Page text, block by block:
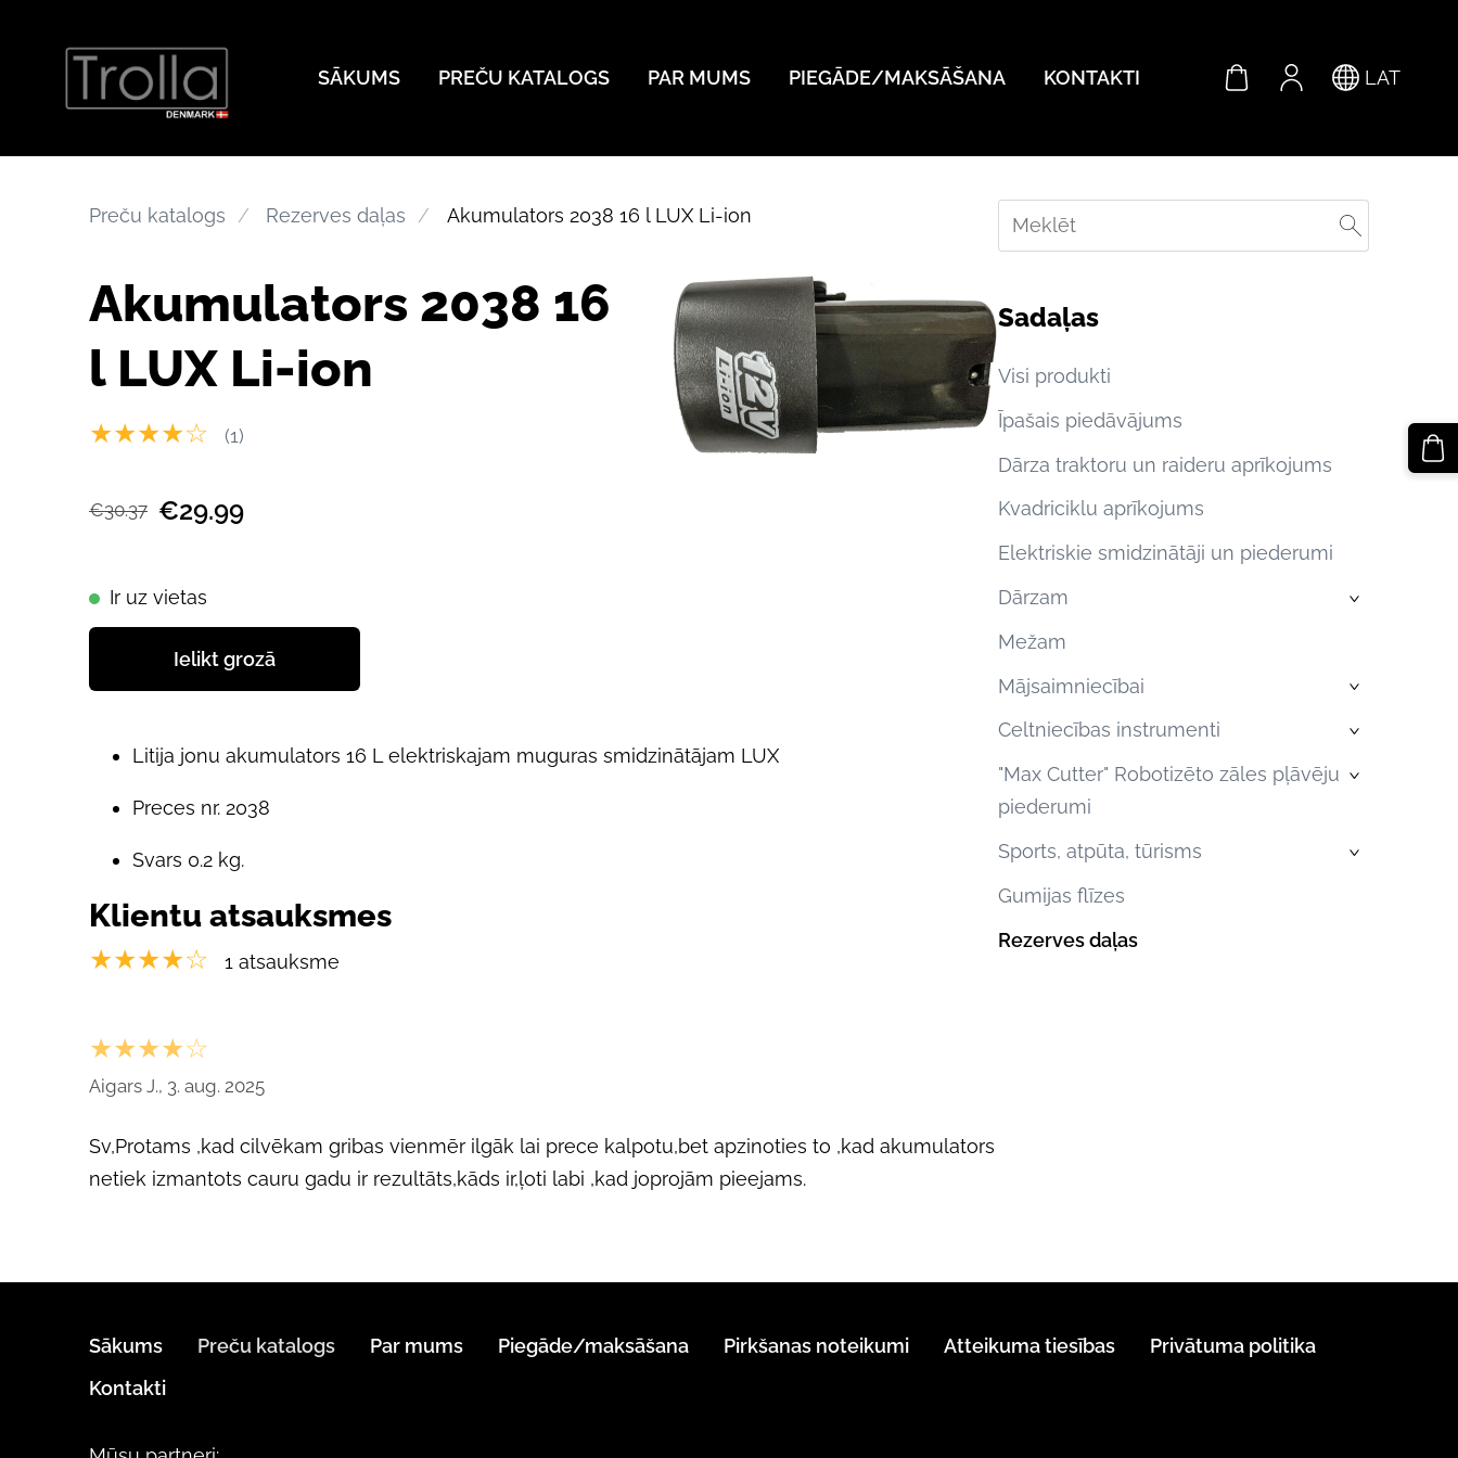
SĀKUMS PREČU KATALOGS PAR MUMS PIEGĀDE/MAKSĀŠANA KONTAKTI LAT
Sadaļas
Visi produkti
Īpašais piedāvājums
Dārza traktoru un raideru aprīkojums
Kvadriciklu aprīkojums
Elektriskie smidzinātāji un piederumi
Dārzam
›
Mežam
Mājsaimniecībai
›
Celtniecības instrumenti ›
"Max Cutter" Robotizēto zāles pļāvēju
piederumi
›
Sports, atpūta, tūrisms ›
Gumijas flīzes
Rezerves daļas
Preču katalogs Rezerves daļas Akumulators 2038 16 l LUX Li-ion
Akumulators 2038 16
l LUX Li-ion
★★★★☆ (1)
€30.37 €29.99
Ir uz vietas
Ielikt grozā
Litija jonu akumulators 16 L elektriskajam muguras smidzinātājam LUX
Preces nr. 2038
Svars 0.2 kg.
Klientu atsauksmes
★★★★☆ 1 atsauksme
★★★★☆
Aigars J., 3. aug. 2025
Sv,Protams ,kad cilvēkam gribas vienmēr ilgāk lai prece kalpotu,bet apzinoties to ,kad akumulators
netiek izmantots cauru gadu ir rezultāts,kāds ir,ļoti labi ,kad joprojām pieejams.
Sākums Preču katalogs Par mums Piegāde/maksāšana Pirkšanas noteikumi Atteikuma tiesības
Privātuma politika
Kontakti